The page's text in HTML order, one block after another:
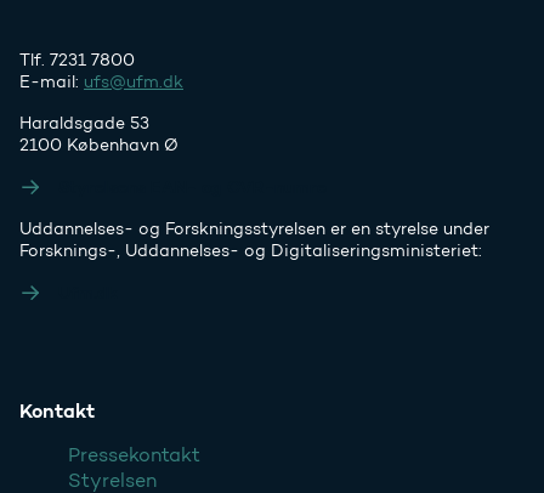
Tlf. 7231 7800
E-mail: ufs@ufm.dk
Haraldsgade 53
2100 København Ø
Uddannelses- og Forskningsstyrelsen er en styrelse under
Forsknings-, Uddannelses- og Digitaliseringsministeriet:
Kontakt
Pressekontakt
Styrelsen